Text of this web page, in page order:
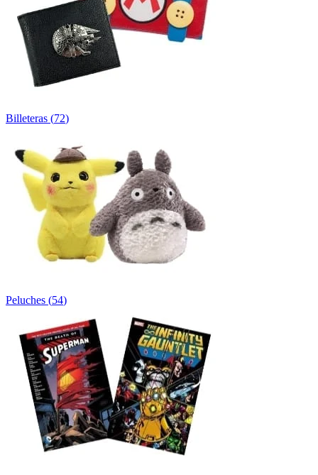
Billeteras (72)
Peluches (54)